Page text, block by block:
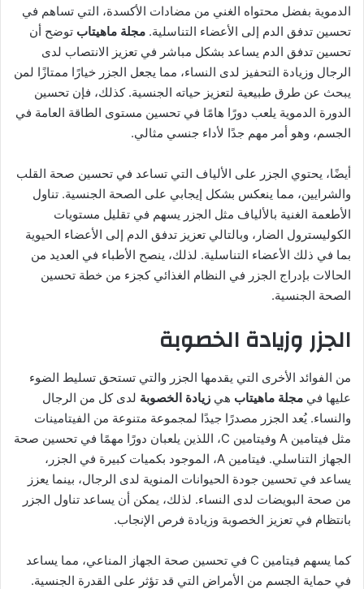
الدموية بفضل محتواه الغني من مضادات الأكسدة، التي تساهم في
تحسين تدفق الدم إلى الأعضاء التناسلية. مجلة ماهيتاب توضح أن
تحسين تدفق الدم يساعد بشكل مباشر في تعزيز الانتصاب لدى
الرجال وزيادة التحفيز لدى النساء، مما يجعل الجزر خيارًا ممتازًا لمن
يبحث عن طرق طبيعية لتعزيز حياته الجنسية. كذلك، فإن تحسين
الدورة الدموية يلعب دورًا هامًا في تحسين مستوى الطاقة العامة في
الجسم، وهو أمر مهم جدًا لأداء جنسي مثالي.
أيضًا، يحتوي الجزر على الألياف التي تساعد في تحسين صحة القلب
والشرايين، مما ينعكس بشكل إيجابي على الصحة الجنسية. تناول
الأطعمة الغنية بالألياف مثل الجزر يسهم في تقليل مستويات
الكوليسترول الضار، وبالتالي تعزيز تدفق الدم إلى الأعضاء الحيوية
بما في ذلك الأعضاء التناسلية. لذلك، ينصح الأطباء في العديد من
الحالات بإدراج الجزر في النظام الغذائي كجزء من خطة تحسين
الصحة الجنسية.
الجزر وزيادة الخصوبة
من الفوائد الأخرى التي يقدمها الجزر والتي تستحق تسليط الضوء
عليها في مجلة ماهيتاب هي زيادة الخصوبة لدى كل من الرجال
والنساء. يُعد الجزر مصدرًا جيدًا لمجموعة متنوعة من الفيتامينات
مثل فيتامين A وفيتامين C، اللذين يلعبان دورًا مهمًا في تحسين صحة
الجهاز التناسلي. فيتامين A، الموجود بكميات كبيرة في الجزر،
يساعد في تحسين جودة الحيوانات المنوية لدى الرجال، بينما يعزز
من صحة البويضات لدى النساء. لذلك، يمكن أن يساعد تناول الجزر
بانتظام في تعزيز الخصوبة وزيادة فرص الإنجاب.
كما يسهم فيتامين C في تحسين صحة الجهاز المناعي، مما يساعد
في حماية الجسم من الأمراض التي قد تؤثر على القدرة الجنسية.